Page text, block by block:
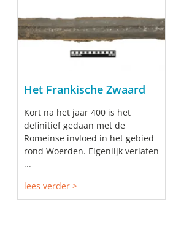
Het Frankische Zwaard
Kort na het jaar 400 is het
definitief gedaan met de
Romeinse invloed in het gebied
rond Woerden. Eigenlijk verlaten
...
lees verder >